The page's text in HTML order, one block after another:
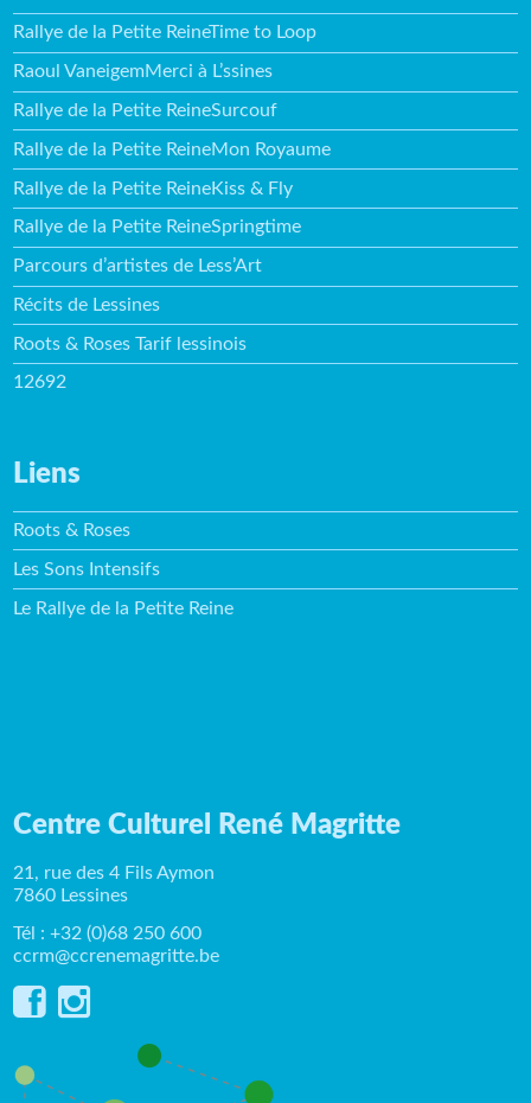
Rallye de la Petite ReineTime to Loop
Raoul VaneigemMerci à L’ssines
Rallye de la Petite ReineSurcouf
Rallye de la Petite ReineMon Royaume
Rallye de la Petite ReineKiss & Fly
Rallye de la Petite ReineSpringtime
Parcours d’artistes de Less’Art
Récits de Lessines
Roots & Roses Tarif lessinois
12692
Liens
Roots & Roses
Les Sons Intensifs
Le Rallye de la Petite Reine
Centre Culturel René Magritte
21, rue des 4 Fils Aymon
7860 Lessines
Tél : +32 (0)68 250 600
ccrm@ccrenemagritte.be